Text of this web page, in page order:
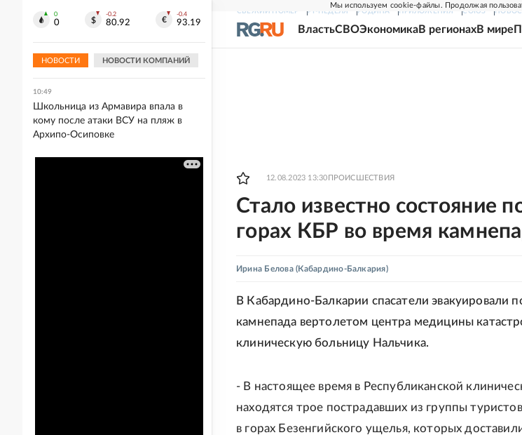
Мы используем cookie-файлы. Продолжая
СВЕЖИЙ НОМЕР РГ-НЕДЕЛЯ РОДИНА ПРИЛОЖЕНИЯ СОЮЗ
ВластьСВОЭкономикаВ регионахВ мире
12.08.2023 13:30 ПРОИСШЕСТВИЯ
Стало известно состояние
горах КБР во время
Ирина Белова(Кабардино-Балкария)
В Кабардино-Балкарии спасатели эвакуировали
камнепада вертолетом центра медицины
клиническую больницу Нальчика.
- В настоящее время в Республиканской
находятся трое пострадавших из группы
в горах Безенгийского ущелья, которых
0
0
-0.2
80.92
-0.4
93.19
НОВОСТИ НОВОСТИ КОМПАНИЙ
открыть новый сезон в августе
10:49
Школьница из Армавира впала в
кому после атаки ВСУ на пляж в
Архипо-Осиповке